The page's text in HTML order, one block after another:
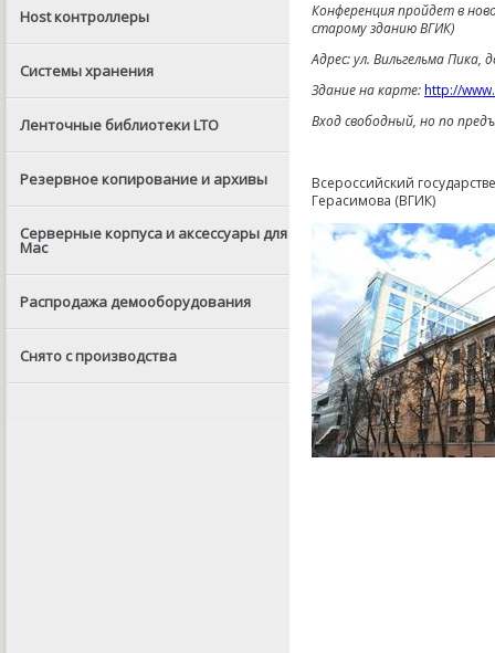
Host контроллеры
Системы хранения
Ленточные библиотеки LTO
Резервное копирование и архивы
Серверные корпуса и аксессуары для
Mac
Распродажа демооборудования
Снято с производства
Конференция пройдет в
старому зданию ВГИК)
Адрес: ул. Вильгельма Пика,
Здание на карте:http://
Вход свободный, но по
Всероссийский
Герасимова (ВГИК)